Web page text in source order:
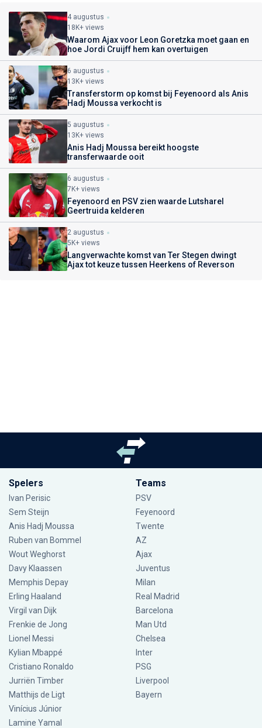
4 augustus
18K+ views
Waarom Ajax voor Leon Goretzka moet gaan en
hoe Jordi Cruijff hem kan overtuigen
6 augustus
13K+ views
Transferstorm op komst bij Feyenoord als Anis
Hadj Moussa verkocht is
5 augustus
13K+ views
Anis Hadj Moussa bereikt hoogste
transferwaarde ooit
6 augustus
7K+ views
Feyenoord en PSV zien waarde Lutsharel
Geertruida kelderen
2 augustus
5K+ views
Langverwachte komst van Ter Stegen dwingt
Ajax tot keuze tussen Heerkens of Reverson
Spelers
Ivan Perisic
Sem Steijn
Anis Hadj Moussa
Ruben van Bommel
Wout Weghorst
Davy Klaassen
Memphis Depay
Erling Haaland
Virgil van Dijk
Frenkie de Jong
Lionel Messi
Kylian Mbappé
Cristiano Ronaldo
Jurriën Timber
Matthijs de Ligt
Vinícius Júnior
Lamine Yamal
Teams
PSV
Feyenoord
Twente
AZ
Ajax
Juventus
Milan
Real Madrid
Barcelona
Man Utd
Chelsea
Inter
PSG
Liverpool
Bayern